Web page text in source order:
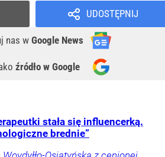
UDOSTĘPNIJ
nas w Google News
źródło w Google
stała się influencerką.
brednie”